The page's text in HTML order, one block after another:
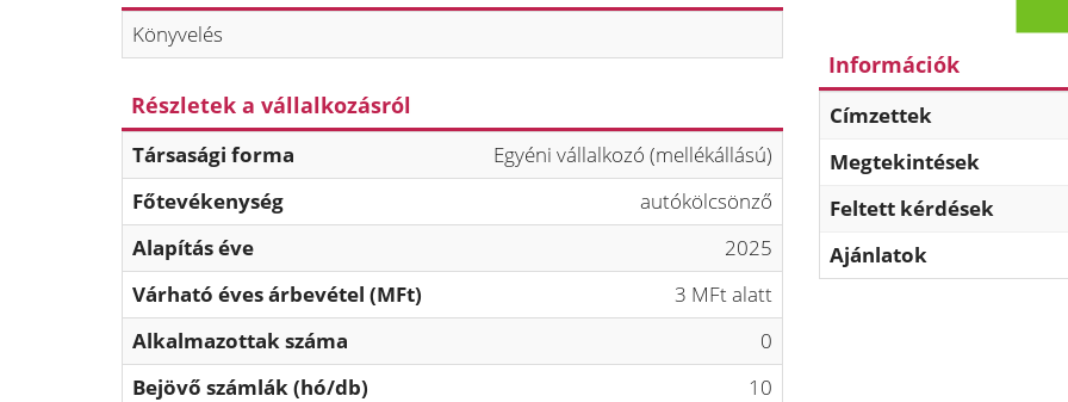
Könyvelés
Részletek a vállalkozásról
Társasági forma
Egyéni vállalkozó (mellékállású)
Főtevékenység
autókölcsönző
Alapítás éve
2025
Várható éves árbevétel (MFt)
3 MFt alatt
Alkalmazottak száma
0
Bejövő számlák (hó/db)
10
Információk
Címzettek
Megtekintések
Feltett kérdések
Ajánlatok